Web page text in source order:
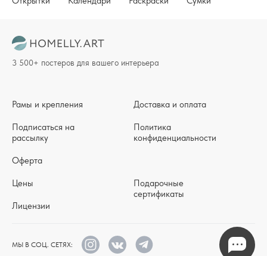
МЫ В СОЦ. СЕТЯХ:
Рамы и крепления
Подписаться на
рассылку
Оферта
Доставка и оплата
Политика
конфиденциальности
Цены
Лицензии
Подарочные
сертификаты
3 500+ постеров для вашего интерьера